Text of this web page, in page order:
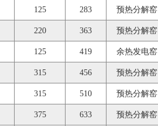
125 283 预热分解窑
220 363 预热分解窑
125 419 余热发电窑
315 456 预热分解窑
315 510 预热分解窑
375 633 预热分解窑